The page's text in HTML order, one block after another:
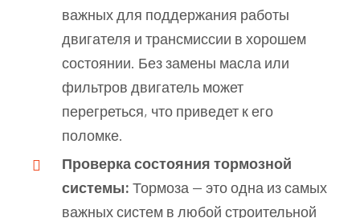
важных для поддержания работы
двигателя и трансмиссии в хорошем
состоянии. Без замены масла или
фильтров двигатель может
перегреться, что приведет к его
поломке.
Проверка состояния тормозной
системы: Тормоза — это одна из самых
важных систем в любой строительной